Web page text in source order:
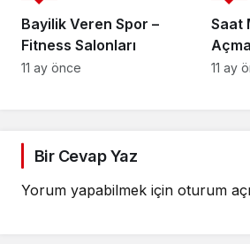
Bayilik Veren Spor –
Fitness Salonları
11 ay önce
Saat
11 ay
Bir Cevap Yaz
Yorum yapabilmek için oturum